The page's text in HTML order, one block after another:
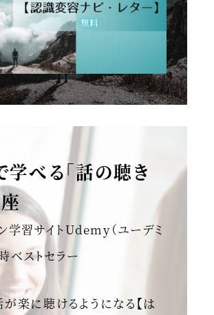
学べる「話の聴き
学習サイトUdemy（ユーデミ
ベストセラー
楽に聴けるようになる【は